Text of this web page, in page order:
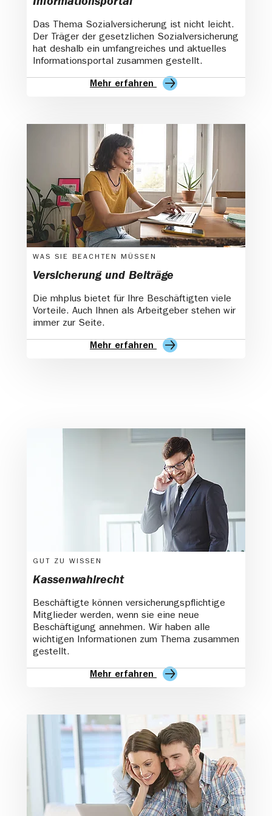
Informationsportal
Das Thema Sozialversicherung ist nicht leicht.
Der Träger der gesetzlichen Sozialversicherung
hat deshalb ein umfangreiches und aktuelles
Informationsportal zusammen gestellt.
Mehr erfahren
WAS SIE BEACHTEN MÜSSEN
Versicherung und Beiträge
Die mhplus bietet für Ihre Beschäftigten viele
Vorteile. Auch Ihnen als Arbeitgeber stehen wir
immer zur Seite.
Mehr erfahren
GUT ZU WISSEN
Kassenwahlrecht
Beschäftigte können versicherungspflichtige
Mitglieder werden, wenn sie eine neue
Beschäftigung annehmen. Wir haben alle
wichtigen Informationen zum Thema zusammen
gestellt.
Mehr erfahren